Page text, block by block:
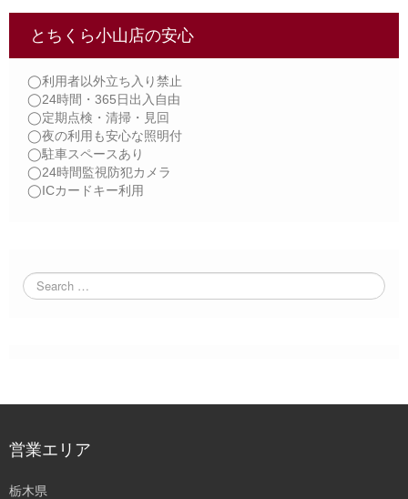
とちくら小山店の安心
◯利用者以外立ち入り禁止
◯24時間・365日出入自由
◯定期点検・清掃・見回
◯夜の利用も安心な照明付
◯駐車スペースあり
◯24時間監視防犯カメラ
◯ICカードキー利用
営業エリア
栃木県